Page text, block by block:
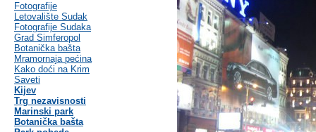
Fotografije
Letovalište Sudak
Fotografije Sudaka
Grad Simferopol
Botanička bašta
Mramornaja pećina
Kako doći na Krim
Saveti
Kijev
Trg nezavisnosti
Marinski park
Botanička bašta